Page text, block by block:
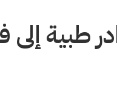
طبية إلى